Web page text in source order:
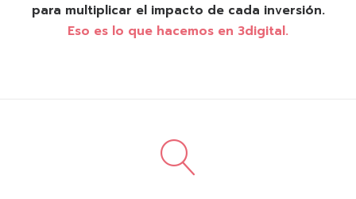
para multiplicar el impacto de cada inversión.
Eso es lo que hacemos en 3digital.